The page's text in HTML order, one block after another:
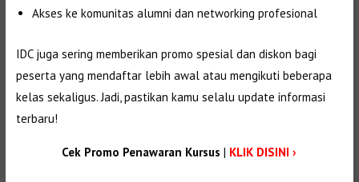
Akses ke komunitas alumni dan networking profesional
IDC juga sering memberikan promo spesial dan diskon bagi
peserta yang mendaftar lebih awal atau mengikuti beberapa
kelas sekaligus. Jadi, pastikan kamu selalu update informasi
terbaru!
Cek Promo Penawaran Kursus| KLIK DISINI ›